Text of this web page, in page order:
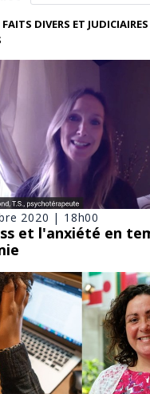
FAITS DIVERS ET JUDICIAIRES
2020 | 18h00
et l'anxiété en